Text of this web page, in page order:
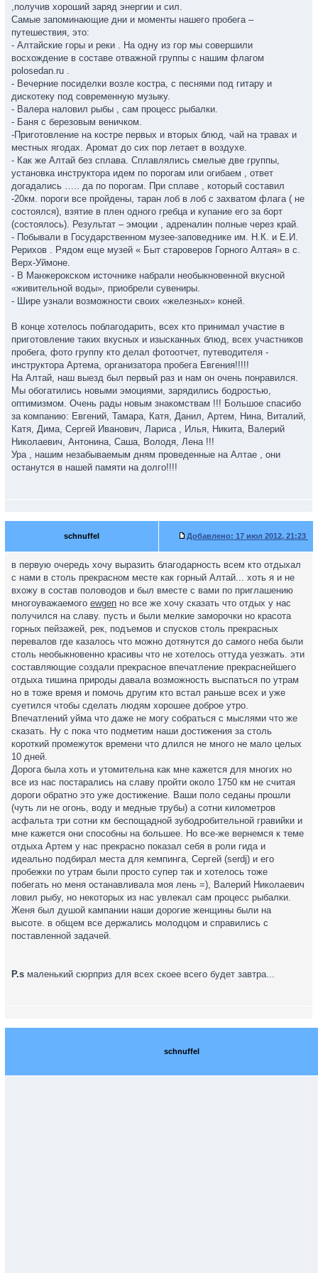
,получив хороший заряд энергии и сил.
Самые запоминающие дни и моменты нашего пробега –
путешествия, это:
- Алтайские горы и реки . На одну из гор мы совершили
восхождение в составе отважной группы с нашим флагом
polosedan.ru .
- Вечерние посиделки возле костра, с песнями под гитару и
дискотеку под современную музыку.
- Валера наловил рыбы , сам процесс рыбалки.
- Баня с березовым веничком.
-Приготовление на костре первых и вторых блюд, чай на травах и
местных ягодах. Аромат до сих пор летает в воздухе.
- Как же Алтай без сплава. Сплавлялись смелые две группы,
установка инструктора идем по порогам или огибаем , ответ
догадались ….. да по порогам. При сплаве , который составил
-20км. пороги все пройдены, таран лоб в лоб с захватом флага ( не
состоялся), взятие в плен одного гребца и купание его за борт
(состоялось). Результат – эмоции , адреналин полные через край.
- Побывали в Государственном музее-заповеднике им. Н.К. и Е.И.
Рерихов . Рядом еще музей « Быт староверов Горного Алтая» в с.
Верх-Уймоне.
- В Манжерокском источнике набрали необыкновенной вкусной
«живительной воды», приобрели сувениры.
- Шире узнали возможности своих «железных» коней.
В конце хотелось поблагодарить, всех кто принимал участие в
приготовление таких вкусных и изысканных блюд, всех участников
пробега, фото группу кто делал фотоотчет, путеводителя -
инструктора Артема, организатора пробега Евгения!!!!!
На Алтай, наш выезд был первый раз и нам он очень понравился.
Мы обогатились новыми эмоциями, зарядились бодростью,
оптимизмом. Очень рады новым знакомствам !!! Большое спасибо
за компанию: Евгений, Тамара, Катя, Данил, Артем, Нина, Виталий,
Катя, Дима, Сергей Иванович, Лариса , Илья, Никита, Валерий
Николаевич, Антонина, Саша, Володя, Лена !!!
Ура , нашим незабываемым дням проведенные на Алтае , они
останутся в нашей памяти на долго!!!!
schnuffel Добавлено: 17 июл 2012, 21:23
в первую очередь хочу выразить благодарность всем кто отдыхал
с нами в столь прекрасном месте как горный Алтай... хоть я и не
вхожу в состав половодов и был вместе с вами по приглашению
многоуважаемого ewgen но все же хочу сказать что отдых у нас
получился на славу. пусть и были мелкие заморочки но красота
горных пейзажей, рек, подъемов и спусков столь прекрасных
перевалов где казалось что можно дотянутся до самого неба были
столь необыкновенно красивы что не хотелось оттуда уезжать. эти
составляющие создали прекрасное впечатление прекраснейшего
отдыха тишина природы давала возможность выспаться по утрам
но в тоже время и помочь другим кто встал раньше всех и уже
суетился чтобы сделать людям хорошее доброе утро.
Впечатлений уйма что даже не могу собраться с мыслями что же
сказать. Ну с пока что подметим наши достижения за столь
короткий промежуток времени что длился не много не мало целых
10 дней.
Дорога была хоть и утомительна как мне кажется для многих но
все из нас постарались на славу пройти около 1750 км не считая
дороги обратно это уже достижение. Ваши поло седаны прошли
(чуть ли не огонь, воду и медные трубы) а сотни километров
асфальта три сотни км беспощадной зубодробительной гравийки и
мне кажется они способны на большее. Но все-же вернемся к теме
отдыха Артем у нас прекрасно показал себя в роли гида и
идеально подбирал места для кемпинга, Сергей (serdj) и его
пробежки по утрам были просто супер так и хотелось тоже
побегать но меня останавливала моя лень =), Валерий Николаевич
ловил рыбу, но некоторых из нас увлекал сам процесс рыбалки.
Женя был душой кампании наши дорогие женщины были на
высоте. в общем все держались молодцом и справились с
поставленной задачей.
P.s маленький сюрприз для всех скоее всего будет завтра...
schnuffel